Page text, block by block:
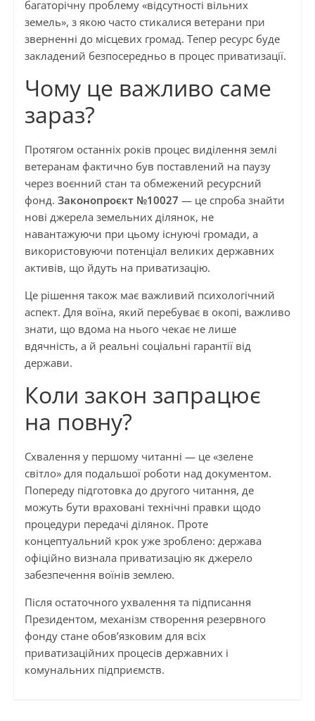
багаторічну проблему «відсутності вільних
земель», з якою часто стикалися ветерани при
зверненні до місцевих громад. Тепер ресурс буде
закладений безпосередньо в процес приватизації.
Чому це важливо саме
зараз?
Протягом останніх років процес виділення землі
ветеранам фактично був поставлений на паузу
через воєнний стан та обмежений ресурсний
фонд. Законопроєкт №10027 — це спроба знайти
нові джерела земельних ділянок, не
навантажуючи при цьому існуючі громади, а
використовуючи потенціал великих державних
активів, що йдуть на приватизацію.
Це рішення також має важливий психологічний
аспект. Для воїна, який перебуває в окопі, важливо
знати, що вдома на нього чекає не лише
вдячність, а й реальні соціальні гарантії від
держави.
Коли закон запрацює
на повну?
Схвалення у першому читанні — це «зелене
світло» для подальшої роботи над документом.
Попереду підготовка до другого читання, де
можуть бути враховані технічні правки щодо
процедури передачі ділянок. Проте
концептуальний крок уже зроблено: держава
офіційно визнала приватизацію як джерело
забезпечення воїнів землею.
Після остаточного ухвалення та підписання
Президентом, механізм створення резервного
фонду стане обов’язковим для всіх
приватизаційних процесів державних і
комунальних підприємств.